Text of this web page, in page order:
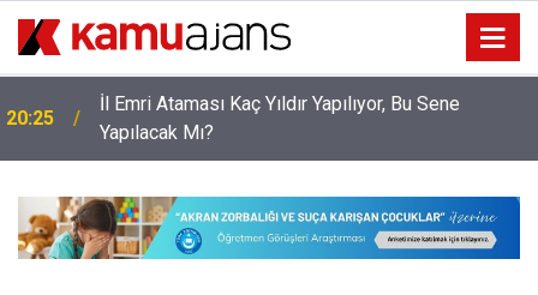
20:25
İl Emri Ataması Kaç Yıldır Yapılıyor, Bu Sene
Yapılacak Mı?